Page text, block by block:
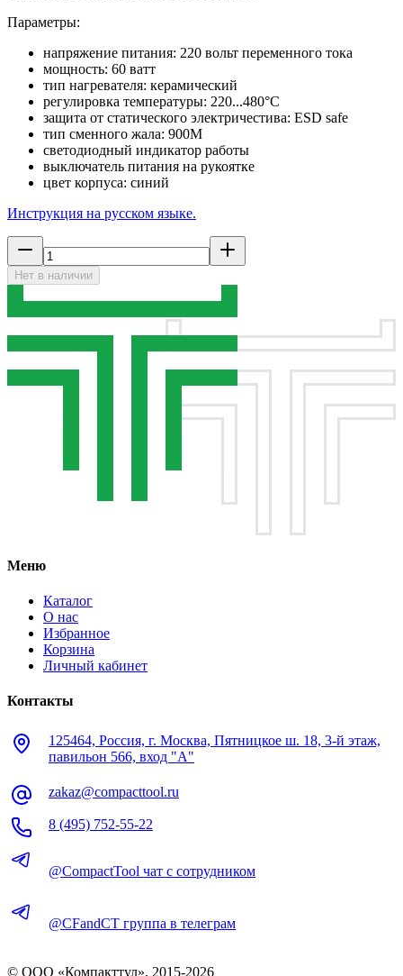
Параметры:
напряжение питания: 220 вольт переменного тока
мощность: 60 ватт
тип нагревателя: керамический
регулировка температуры: 220...480°С
защита от статического электричестива: ESD safe
тип сменного жала: 900М
светодиодный индикатор работы
выключатель питания на рукоятке
цвет корпуса: синий
Инструкция на русском языке.
Нет в наличии
Меню
Каталог
О нас
Избранное
Корзина
Личный кабинет
Контакты
125464, Россия, г. Москва, Пятницкое ш. 18, 3-й этаж,
павильон 566, вход "А"
zakaz@compacttool.ru
8 (495) 752-55-22
@CompactTool чат с сотрудником
@CFandCT группа в телеграм
© OOO «Компакттул», 2015-2026